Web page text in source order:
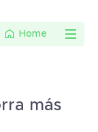
Home
más